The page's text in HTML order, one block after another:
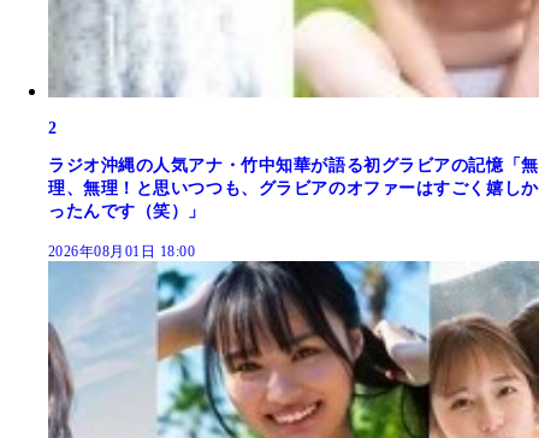
2
ラジオ沖縄の人気アナ・竹中知華が語る初グラビアの記憶「無
理、無理！と思いつつも、グラビアのオファーはすごく嬉しか
ったんです（笑）」
2026年08月01日 18:00